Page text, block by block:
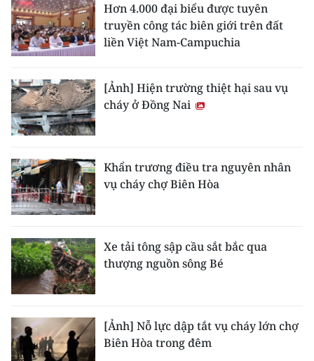
Hơn 4.000 đại biểu được tuyên
truyền công tác biên giới trên đất
liền Việt Nam-Campuchia
[Ảnh] Hiện trường thiệt hại sau vụ
cháy ở Đồng Nai
Khẩn trương điều tra nguyên nhân
vụ cháy chợ Biên Hòa
Xe tải tông sập cầu sắt bắc qua
thượng nguồn sông Bé
[Ảnh] Nỗ lực dập tắt vụ cháy lớn chợ
Biên Hòa trong đêm